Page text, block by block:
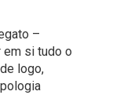
–
em si tudo o
logo,